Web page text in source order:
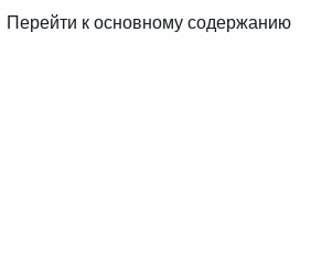
Перейти к основному содержанию